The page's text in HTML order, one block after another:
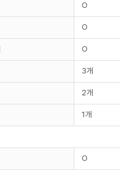
O
O
O
3개
2개
1개
O